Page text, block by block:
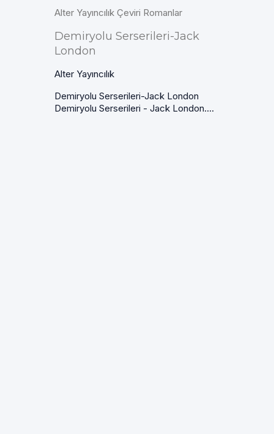
Alter Yayıncılık Çeviri Romanlar
Demiryolu Serserileri-Jack
London
Alter Yayıncılık
Demiryolu Serserileri-Jack London
Demiryolu Serserileri - Jack London....